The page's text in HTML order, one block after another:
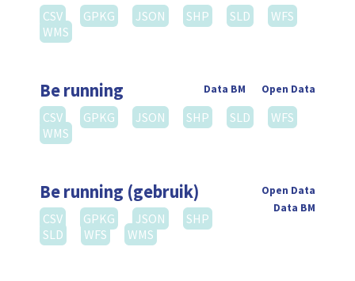
CSV
GPKG JSON SHP SLD
WFS
WMS
Be running Open Data
Data BM
CSV GPKG JSON SHP SLD
WFS
WMS
Be running (gebruik)
Open Data
Data BM
CSV GPKG JSON
SHP
SLD
WFS WMS